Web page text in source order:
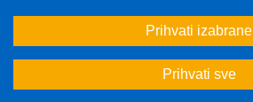
Prihvati izabrane
Prihvati sve